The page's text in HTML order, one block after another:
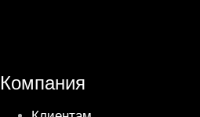
p
a
Компания